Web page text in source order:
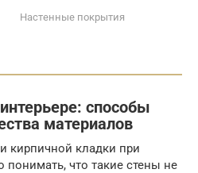
Настенные покрытия
способы
материалов
кирпичной кладки при
что такие стены не